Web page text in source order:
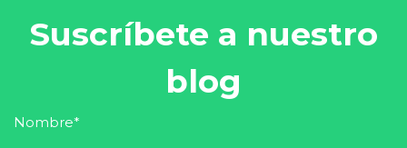
Suscríbete a nuestro
blog
Nombre*